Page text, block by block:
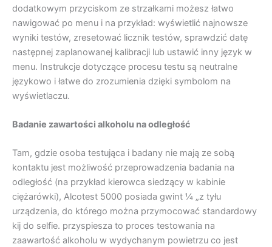
dodatkowym przyciskom ze strzałkami możesz łatwo
nawigować po menu i na przykład: wyświetlić najnowsze
wyniki testów, zresetować licznik testów, sprawdzić datę
następnej zaplanowanej kalibracji lub ustawić inny język w
menu. Instrukcje dotyczące procesu testu są neutralne
językowo i łatwe do zrozumienia dzięki symbolom na
wyświetlaczu.
Badanie zawartości alkoholu na odległość
Tam, gdzie osoba testująca i badany nie mają ze sobą
kontaktu jest możliwość przeprowadzenia badania na
odległość (na przykład kierowca siedzący w kabinie
ciężarówki), Alcotest 5000 posiada gwint ¼ „z tyłu
urządzenia, do którego można przymocować standardowy
kij do selfie. przyspiesza to proces testowania na
zaawartość alkoholu w wydychanym powietrzu co jest